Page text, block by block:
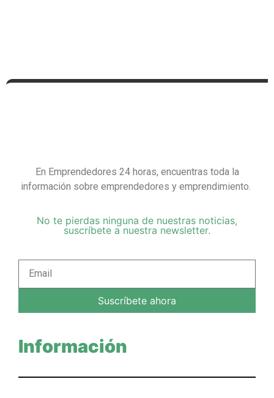
En Emprendedores 24 horas, encuentras toda la
información sobre emprendedores y emprendimiento.
No te pierdas ninguna de nuestras noticias,
suscríbete a nuestra newsletter.
Suscríbete ahora
Información